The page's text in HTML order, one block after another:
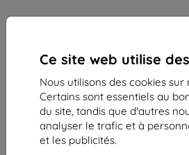
Ce site web utilise
Nous utilisons des cookies sur
Certains sont essentiels au
du site, tandis que d'autres
analyser le trafic et à
et les publicités.
Protection d’écran Samsung
A35 5G A356 (EF-
Adapté pour: Samsung Galaxy A35